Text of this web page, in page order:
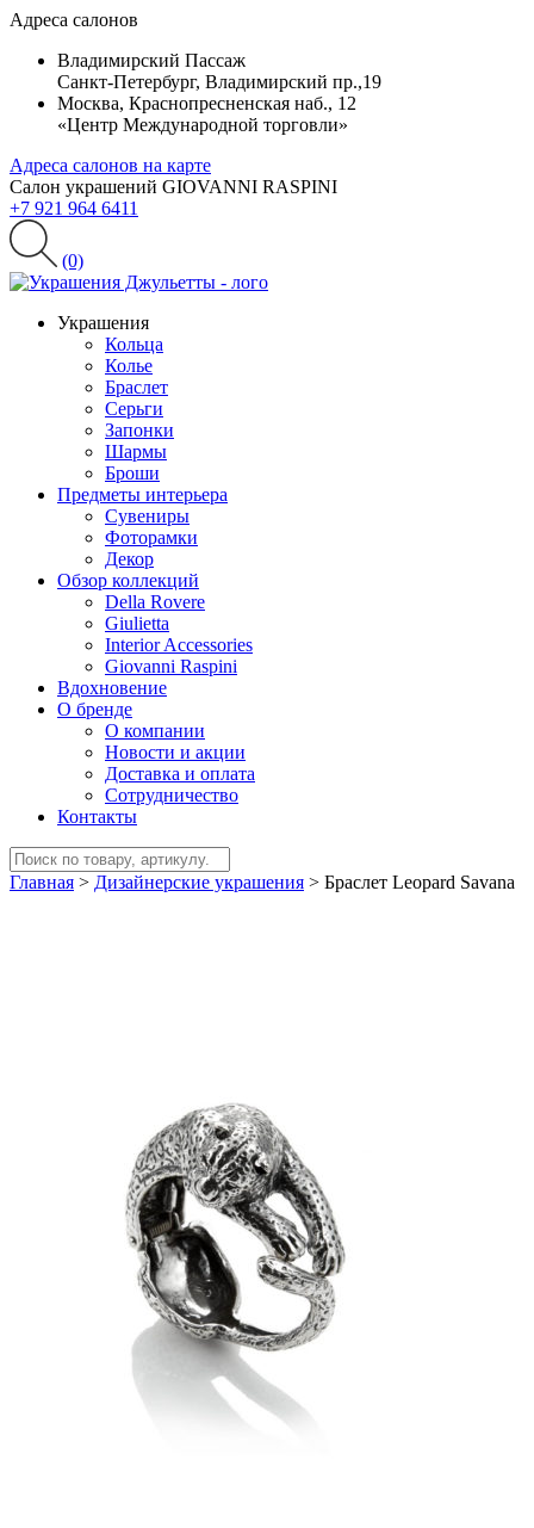
Адреса салонов
Владимирский Пассаж
Санкт-Петербург, Владимирский пр.,19
Москва, Краснопресненская наб., 12
«Центр Международной торговли»
Адреса салонов на карте
Салон украшений GIOVANNI RASPINI
+7 921 964 6411
(0)
Украшения
Кольца
Колье
Браслет
Серьги
Запонки
Шармы
Броши
Предметы интерьера
Сувениры
Фоторамки
Декор
Обзор коллекций
Della Rovere
Giulietta
Interior Accessories
Giovanni Raspini
Вдохновение
О бренде
О компании
Новости и акции
Доставка и оплата
Сотрудничество
Контакты
Главная > Дизайнерские украшения > Браслет Leopard Savana